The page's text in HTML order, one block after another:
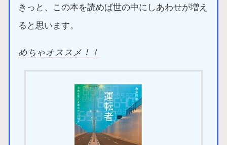
きっと、この本を読めば世の中にしあわせが増え
ると思います。
めちゃオススメ！！